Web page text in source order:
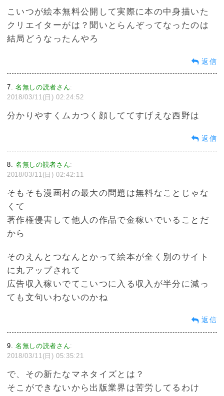
こいつが絵本無料公開して実際に本の中身描いた
クリエイターがは？聞いとらんぞってなったのは
結局どうなったんやろ
返信
7 名無しの読者さん:
2018/03/11(日) 02:24:52
分かりやすくムカつく顔しててすげえな西野は
返信
8 名無しの読者さん:
2018/03/11(日) 02:42:11
そもそも漫画村の最大の問題は無料なことじゃな
くて
著作権侵害して他人の作品で金稼いでいることだ
から
そのえんとつなんとかって絵本が全く別のサイト
に丸アップされて
広告収入稼いでてこいつに入る収入が半分に減っ
ても文句いわないのかね
返信
9 名無しの読者さん:
2018/03/11(日) 05:35:21
で、その新たなマネタイズとは？
そこができないから出版業界は苦労してるわけ